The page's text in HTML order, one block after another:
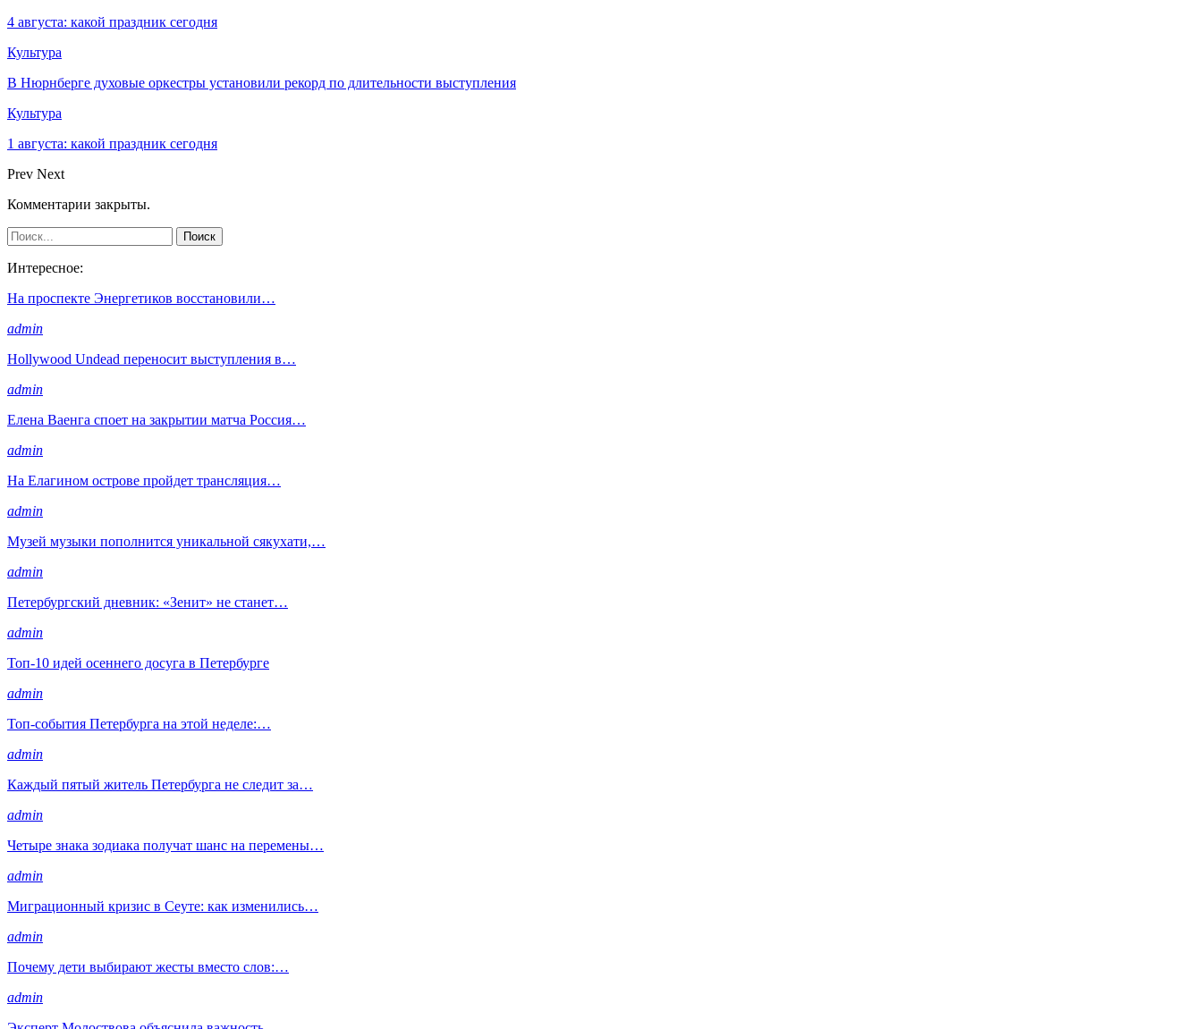
4 августа: какой праздник сегодня
Культура
В Нюрнберге духовые оркестры установили рекорд по длительности выступления
Культура
1 августа: какой праздник сегодня
Prev Next
Комментарии закрыты.
Интересное:
На проспекте Энергетиков восстановили…
admin
Hollywood Undead переносит выступления в…
admin
Елена Ваенга споет на закрытии матча Россия…
admin
На Елагином острове пройдет трансляция…
admin
Музей музыки пополнится уникальной сякухати,…
admin
Петербургский дневник: «Зенит» не станет…
admin
Топ-10 идей осеннего досуга в Петербурге
admin
Топ-события Петербурга на этой неделе:…
admin
Каждый пятый житель Петербурга не следит за…
admin
Четыре знака зодиака получат шанс на перемены…
admin
Миграционный кризис в Сеуте: как изменились…
admin
Почему дети выбирают жесты вместо слов:…
admin